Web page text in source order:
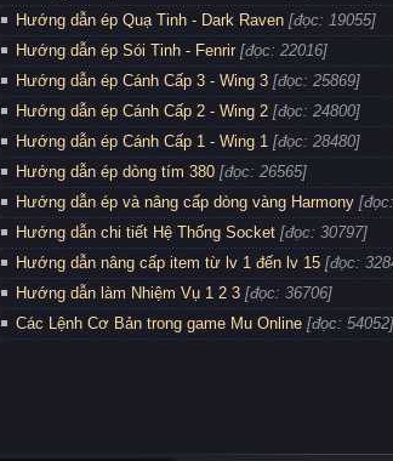
Hướng dẫn ép Quạ Tinh - Dark Raven [đọc: 19055]
Hướng dẫn ép Sói Tinh - Fenrir [đọc: 22016]
Hướng dẫn ép Cánh Cấp 3 - Wing 3 [đọc: 25869]
Hướng dẫn ép Cánh Cấp 2 - Wing 2 [đọc: 24800]
Hướng dẫn ép Cánh Cấp 1 - Wing 1 [đọc: 28480]
Hướng dẫn ép dòng tím 380 [đọc: 26565]
Hướng dẫn ép và nâng cấp dòng vàng Harmony
Hướng dẫn chi tiết Hệ Thống Socket [đọc: 30797]
Hướng dẫn nâng cấp item từ lv 1 đến lv 15 [đọc:
Hướng dẫn làm Nhiệm Vụ 1 2 3 [đọc: 36706]
Các Lệnh Cơ Bản trong game Mu Online [đọc: 54052]